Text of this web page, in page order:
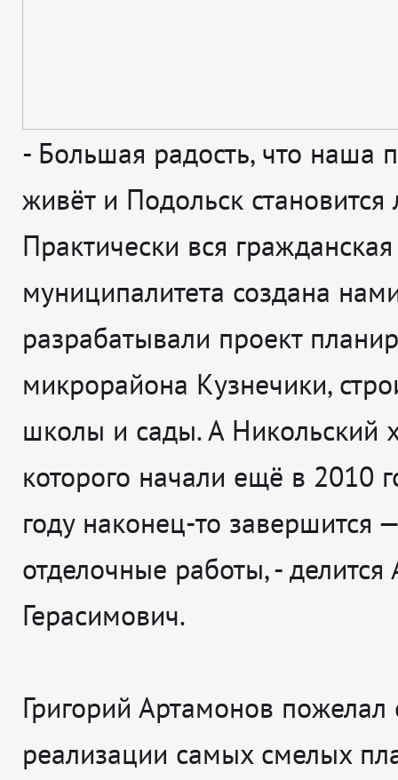
- Большая радость, что наша
живёт и Подольск становится
Практически вся
муниципалитета создана
разрабатывали проект
микрорайона Кузнечики,
школы и сады. А Никольский
которого начали ещё в 2010
году наконец-то завершится
отделочные работы, - делится
Герасимович.
Григорий Артамонов пожелал
реализации самых смелых